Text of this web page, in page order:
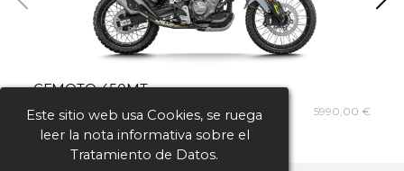
Este sitio web usa Cookies, se ruega
leer la nota informativa sobre el
Tratamiento de Datos.
CFMOTO 450MT
5990,00 €